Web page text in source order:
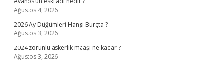
Ağustos 4, 2026
2026 Ay Düğümleri Hangi Burçta ?
Ağustos 3, 2026
2024 zorunlu askerlik maaşı ne kadar ?
Ağustos 3, 2026